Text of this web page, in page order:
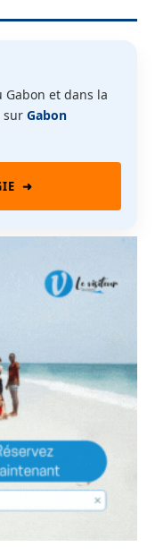
Gabon et dans la
sur Gabon
➜